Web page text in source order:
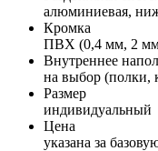
алюминиевая,
Кромка
ПВХ (0,4 мм, 2
Внутреннее
на выбор (полки,
Размер
индивидуальный
Цена
указана за